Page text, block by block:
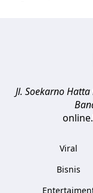
Jl. Soekarno
Viral
Bisnis